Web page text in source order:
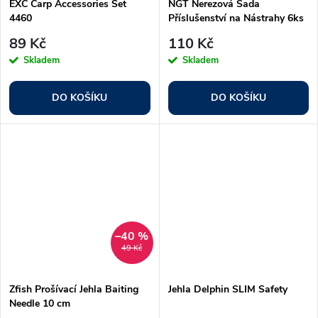
EXC Carp Accessories Set
4460
89 Kč
Skladem
DO KOŠÍKU
NGT Nerezová Sada
Příslušenství na Nástrahy 6ks
110 Kč
Skladem
DO KOŠÍKU
49 Kč
–40 %
Zfish Prošívací Jehla Baiting
Needle 10 cm
Jehla Delphin SLIM Safety